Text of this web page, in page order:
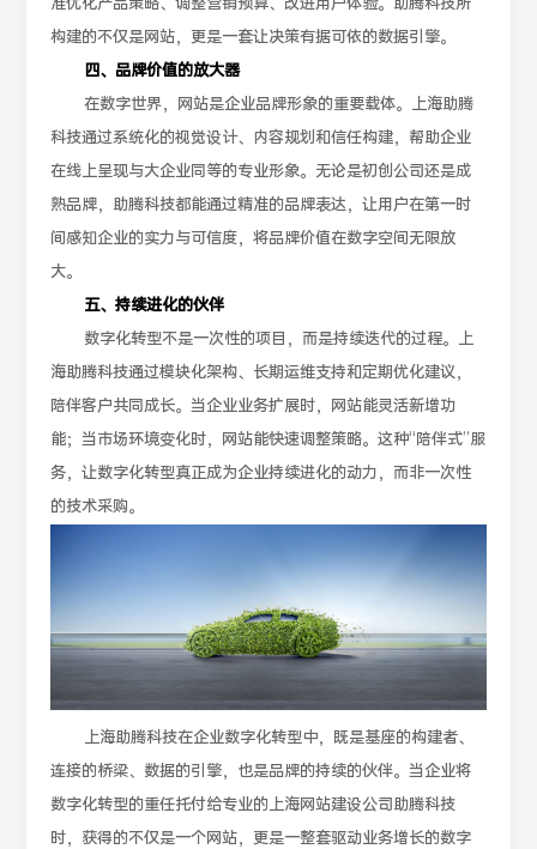
准优化产品策略、调整营销预算、改进用户体验。助腾科技所
构建的不仅是网站，更是一套让决策有据可依的数据引擎。
四、品牌价值的放大器
在数字世界，网站是企业品牌形象的重要载体。上海助腾
科技通过系统化的视觉设计、内容规划和信任构建，帮助企业
在线上呈现与大企业同等的专业形象。无论是初创公司还是成
熟品牌，助腾科技都能通过精准的品牌表达，让用户在第一时
间感知企业的实力与可信度，将品牌价值在数字空间无限放
大。
五、持续进化的伙伴
数字化转型不是一次性的项目，而是持续迭代的过程。上
海助腾科技通过模块化架构、长期运维支持和定期优化建议，
陪伴客户共同成长。当企业业务扩展时，网站能灵活新增功
能；当市场环境变化时，网站能快速调整策略。这种“陪伴式”服
务，让数字化转型真正成为企业持续进化的动力，而非一次性
的技术采购。
上海助腾科技在企业数字化转型中，既是基座的构建者、
连接的桥梁、数据的引擎，也是品牌的持续的伙伴。当企业将
数字化转型的重任托付给专业的上海网站建设公司助腾科技
时，获得的不仅是一个网站，更是一整套驱动业务增长的数字